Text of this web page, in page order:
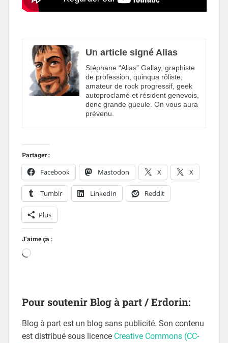
Un article signé Alias
Stéphane “Alias” Gallay, graphiste
de profession, quinqua rôliste,
amateur de rock progressif, geek
autoproclamé et résident genevois,
donc grande gueule. On vous aura
prévenu.
Partager :
Facebook Mastodon X X
Tumblr LinkedIn Reddit
Plus
J’aime ça :
Pour soutenir Blog à part / Erdorin:
Blog à part est un blog sans publicité. Son contenu
est distribué sous licence Creative Commons (CC-